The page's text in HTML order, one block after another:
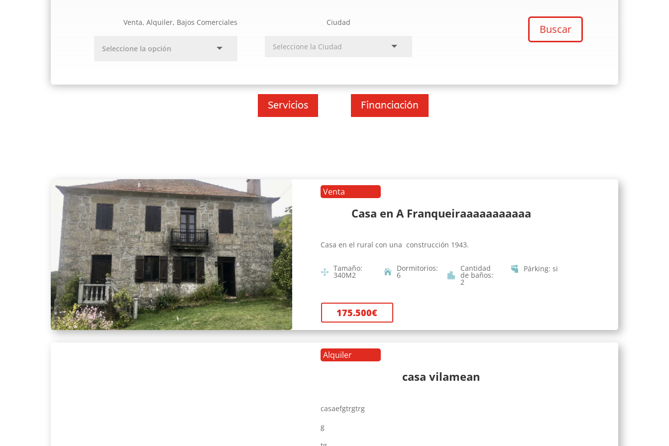
Venta, Alquiler, Bajos Comerciales Ciudad
Buscar
Servicios Financiación
Venta
Casa en A Franqueiraaaaaaaaaaa
Casa en el rural con una construcción 1943.
Tamaño:
340M2
Dormitorios:
6
Cantidad
de baños:
2
Párking:si
175.500€
Alquiler
casa vilamean
casaefgtrgtrg
g